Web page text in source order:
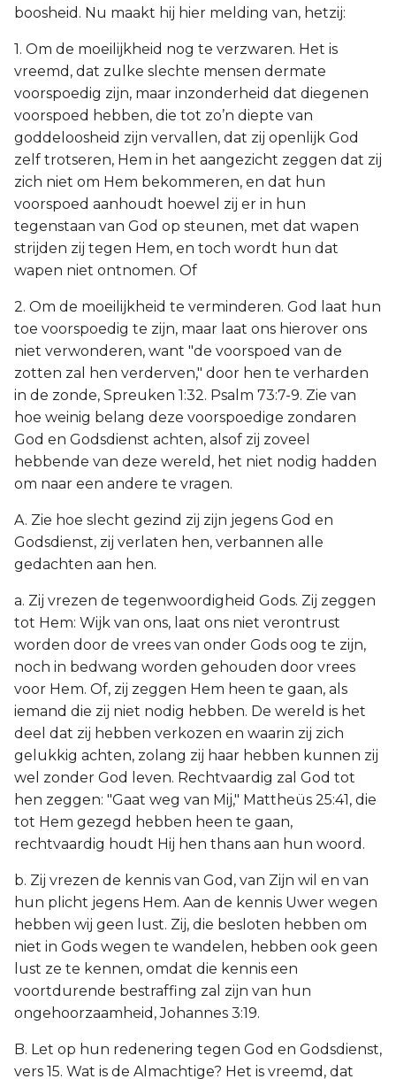
boosheid. Nu maakt hij hier melding van, hetzij:
1. Om de moeilijkheid nog te verzwaren. Het is
vreemd, dat zulke slechte mensen dermate
voorspoedig zijn, maar inzonderheid dat diegenen
voorspoed hebben, die tot zo’n diepte van
goddeloosheid zijn vervallen, dat zij openlijk God
zelf trotseren, Hem in het aangezicht zeggen dat zij
zich niet om Hem bekommeren, en dat hun
voorspoed aanhoudt hoewel zij er in hun
tegenstaan van God op steunen, met dat wapen
strijden zij tegen Hem, en toch wordt hun dat
wapen niet ontnomen. Of
2. Om de moeilijkheid te verminderen. God laat hun
toe voorspoedig te zijn, maar laat ons hierover ons
niet verwonderen, want "de voorspoed van de
zotten zal hen verderven," door hen te verharden
in de zonde, Spreuken 1:32. Psalm 73:7-9. Zie van
hoe weinig belang deze voorspoedige zondaren
God en Godsdienst achten, alsof zij zoveel
hebbende van deze wereld, het niet nodig hadden
om naar een andere te vragen.
A. Zie hoe slecht gezind zij zijn jegens God en
Godsdienst, zij verlaten hen, verbannen alle
gedachten aan hen.
a. Zij vrezen de tegenwoordigheid Gods. Zij zeggen
tot Hem: Wijk van ons, laat ons niet verontrust
worden door de vrees van onder Gods oog te zijn,
noch in bedwang worden gehouden door vrees
voor Hem. Of, zij zeggen Hem heen te gaan, als
iemand die zij niet nodig hebben. De wereld is het
deel dat zij hebben verkozen en waarin zij zich
gelukkig achten, zolang zij haar hebben kunnen zij
wel zonder God leven. Rechtvaardig zal God tot
hen zeggen: "Gaat weg van Mij," Mattheüs 25:41, die
tot Hem gezegd hebben heen te gaan,
rechtvaardig houdt Hij hen thans aan hun woord.
b. Zij vrezen de kennis van God, van Zijn wil en van
hun plicht jegens Hem. Aan de kennis Uwer wegen
hebben wij geen lust. Zij, die besloten hebben om
niet in Gods wegen te wandelen, hebben ook geen
lust ze te kennen, omdat die kennis een
voortdurende bestraffing zal zijn van hun
ongehoorzaamheid, Johannes 3:19.
B. Let op hun redenering tegen God en Godsdienst,
vers 15. Wat is de Almachtige? Het is vreemd, dat